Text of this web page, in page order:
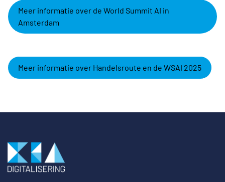
Meer informatie over de World Summit AI in
Amsterdam
Meer informatie over Handelsroute en de WSAI 2025